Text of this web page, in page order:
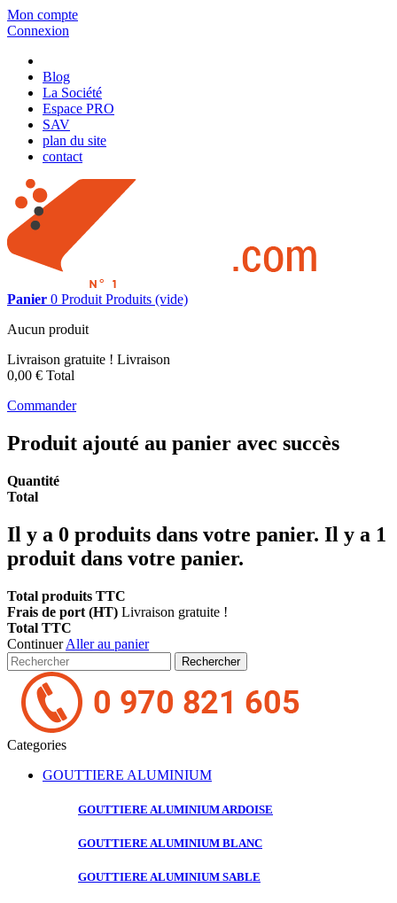
Mon compte
Connexion
Blog
La Société
Espace PRO
SAV
plan du site
contact
Panier 0 Produit Produits (vide)
Aucun produit
Livraison gratuite ! Livraison
0,00 € Total
Commander
Produit ajouté au panier avec succès
Quantité
Total
Il y a 0 produits dans votre panier. Il y a 1
produit dans votre panier.
Total produits TTC
Frais de port (HT) Livraison gratuite !
Total TTC
ContinuerAller au panier
Rechercher
Categories
GOUTTIERE ALUMINIUM
GOUTTIERE ALUMINIUM ARDOISE
GOUTTIERE ALUMINIUM BLANC
GOUTTIERE ALUMINIUM SABLE